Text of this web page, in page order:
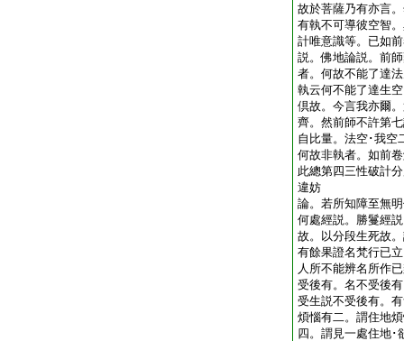
故於菩薩乃有亦言
有執不可導彼空智
計唯意識等。已如
説。佛地論説。前
者。何故不能了達
執云何不能了達生
倶故。今言我亦爾
齊。然前師不許第
自比量。法空･我空
何故非執者。如前
此總第四三性破計
違妨
論。若所知障至無
何處經説。勝鬘經
故。以分段生死故
有餘果證名梵行已
人所不能辨名所作
受後有。名不受後
受生説不受後有。
煩惱有二。謂住地
四。謂見一處住地･